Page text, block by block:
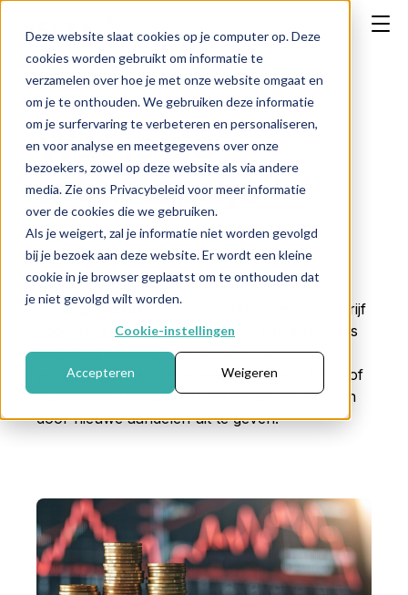
Deze website slaat cookies op je computer op. Deze
cookies worden gebruikt om informatie te
verzamelen over hoe je met onze website omgaat en
om je te onthouden. We gebruiken deze informatie
om je surfervaring te verbeteren en personaliseren,
en voor analyse en meetgegevens over onze
bezoekers, zowel op deze website als via andere
media. Zie ons Privacybeleid voor meer informatie
over de cookies die we gebruiken.
Als je weigert, zal je informatie niet worden gevolgd
bij je bezoek aan deze website. Er wordt een kleine
cookie in je browser geplaatst om te onthouden dat
je niet gevolgd wilt worden.
Cookie-instellingen
Accepteren Weigeren
Wat is de
uitgifteprijs?
← Terug naar FAQ
De uitgifteprijs isde
bedrijf
eerstnieuweaandelen
beleggers
verkooptwanneerhetaandelenuitgeeft.Dit
gebeurtmeestal eenbeursgang (
of
wanneereenbedrijfextrakapitaalwilophalen
doornieuweaandelenuittegeven.